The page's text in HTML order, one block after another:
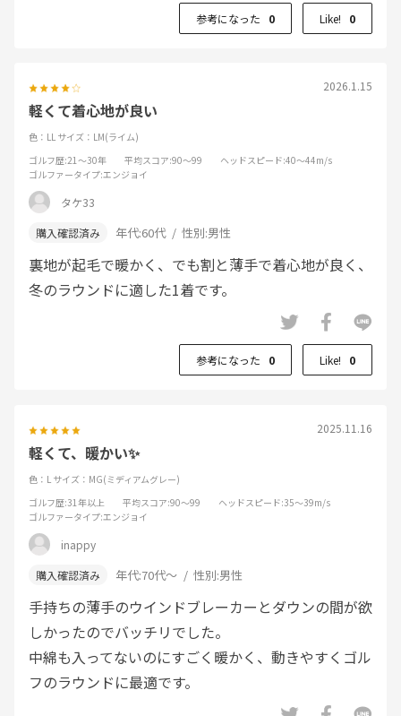
参考になった 0 Like! 0
2026.1.15
軽くて着心地が良い
色：LL サイズ：LM(ライム)
ゴルフ歴:21～30年 平均スコア:90～99 ヘッドスピード:40～44m/s
ゴルファータイプ:エンジョイ
タケ33
年代:60代 性別:男性
裏地が起毛で暖かく、でも割と薄手で着心地が良く、
冬のラウンドに適した1着です。
参考になった 0 Like! 0
2025.11.16
軽くて、暖かい✨
色：L サイズ：MG(ミディアムグレー)
ゴルフ歴:31年以上 平均スコア:90～99 ヘッドスピード:35～39m/s
ゴルファータイプ:エンジョイ
inappy
年代:70代～ 性別:男性
手持ちの薄手のウインドブレーカーとダウンの間が欲
しかったのでバッチリでした。
中綿も入ってないのにすごく暖かく、動きやすくゴル
フのラウンドに最適です。